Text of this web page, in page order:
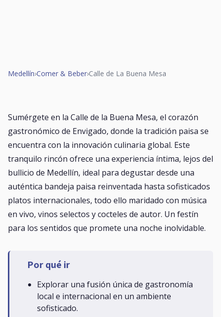
Medellín›Comer & Beber›Calle de La Buena Mesa
Sumérgete en la Calle de la Buena Mesa, el corazón
gastronómico de Envigado, donde la tradición paisa se
encuentra con la innovación culinaria global. Este
tranquilo rincón ofrece una experiencia íntima, lejos del
bullicio de Medellín, ideal para degustar desde una
auténtica bandeja paisa reinventada hasta sofisticados
platos internacionales, todo ello maridado con música
en vivo, vinos selectos y cocteles de autor. Un festín
para los sentidos que promete una noche inolvidable.
Por qué ir
Explorar una fusión única de gastronomía
local e internacional en un ambiente
sofisticado.